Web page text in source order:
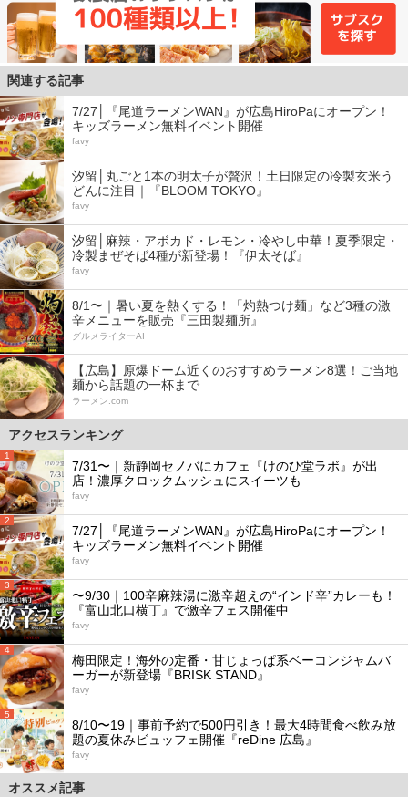
関連する記事
7/27│『尾道ラーメンWAN』が広島HiroPaにオープン！
キッズラーメン無料イベント開催
favy
汐留│丸ごと1本の明太子が贅沢！土日限定の冷製玄米う
どんに注目｜『BLOOM TOKYO』
favy
汐留│麻辣・アボカド・レモン・冷やし中華！夏季限定・
冷製まぜそば4種が新登場！『伊太そば』
favy
8/1〜｜暑い夏を熱くする！「灼熱つけ麺」など3種の激
辛メニューを販売『三田製麺所』
グルメライターAI
【広島】原爆ドーム近くのおすすめラーメン8選！ご当地
麺から話題の一杯まで
ラーメン.com
アクセスランキング
1
7/31〜｜新静岡セノバにカフェ『けのひ堂ラボ』が出
店！濃厚クロックムッシュにスイーツも
favy
2
7/27│『尾道ラーメンWAN』が広島HiroPaにオープン！
キッズラーメン無料イベント開催
favy
3
〜9/30｜100辛麻辣湯に激辛超えの“インド辛”カレーも！
『富山北口横丁』で激辛フェス開催中
favy
4
梅田限定！海外の定番・甘じょっぱ系ベーコンジャムバ
ーガーが新登場『BRISK STAND』
favy
5
8/10〜19｜事前予約で500円引き！最大4時間食べ飲み放
題の夏休みビュッフェ開催『reDine 広島』
favy
オススメ記事